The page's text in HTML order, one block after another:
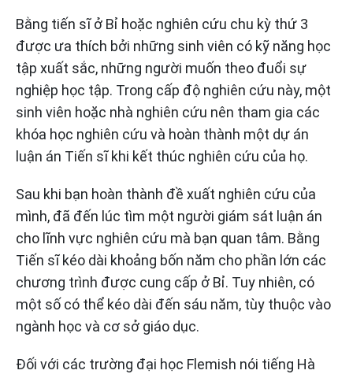
Bằng tiến sĩ ở Bỉ hoặc nghiên cứu chu kỳ thứ 3
được ưa thích bởi những sinh viên có kỹ năng học
tập xuất sắc, những người muốn theo đuổi sự
nghiệp học tập. Trong cấp độ nghiên cứu này, một
sinh viên hoặc nhà nghiên cứu nên tham gia các
khóa học nghiên cứu và hoàn thành một dự án
luận án Tiến sĩ khi kết thúc nghiên cứu của họ.
Sau khi bạn hoàn thành đề xuất nghiên cứu của
mình, đã đến lúc tìm một người giám sát luận án
cho lĩnh vực nghiên cứu mà bạn quan tâm. Bằng
Tiến sĩ kéo dài khoảng bốn năm cho phần lớn các
chương trình được cung cấp ở Bỉ. Tuy nhiên, có
một số có thể kéo dài đến sáu năm, tùy thuộc vào
ngành học và cơ sở giáo dục.
Đối với các trường đại học Flemish nói tiếng Hà